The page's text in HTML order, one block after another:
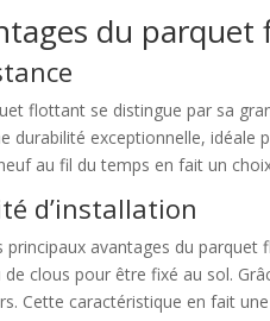
du
flottant se distingue par sa
durabilité exceptionnelle, idéale
au fil du temps en fait un
d’installation
principaux avantages du
de clous pour être fixé au sol.
Cette caractéristique en fait